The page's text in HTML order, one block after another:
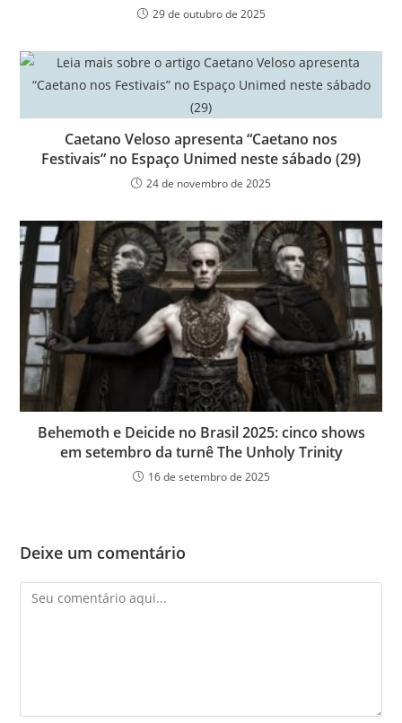
29 de outubro de 2025
Caetano Veloso apresenta “Caetano nos
Festivais” no Espaço Unimed neste sábado (29)
24 de novembro de 2025
Behemoth e Deicide no Brasil 2025: cinco shows
em setembro da turnê The Unholy Trinity
16 de setembro de 2025
Deixe um comentário
Comentário